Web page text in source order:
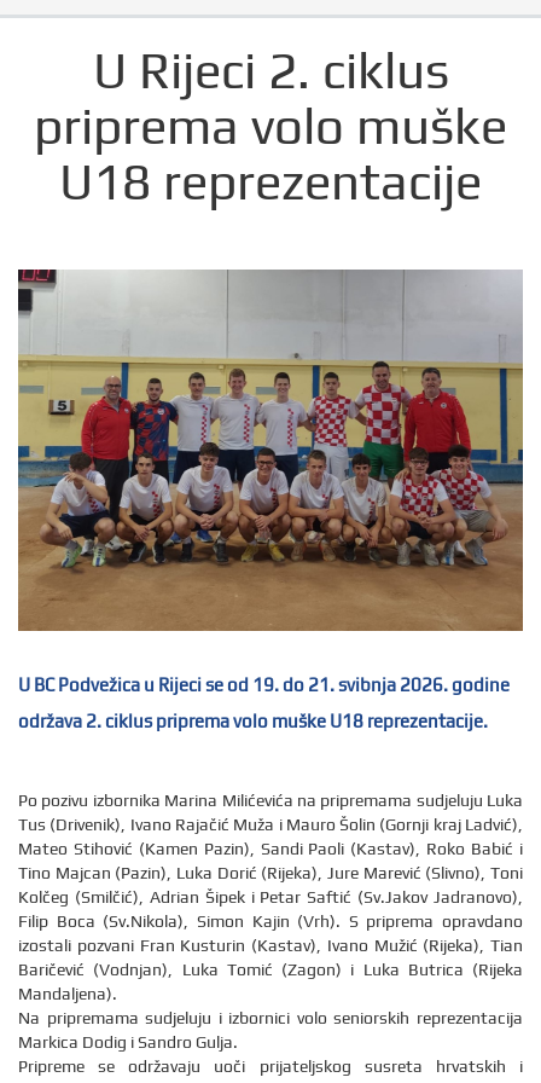
U Rijeci 2. ciklus
priprema volo muške
U18 reprezentacije
U BC Podvežica u Rijeci se od 19. do 21. svibnja 2026. godine
održava 2. ciklus priprema volo muške U18 reprezentacije.
Po pozivu izbornika Marina Milićevića na pripremama sudjeluju Luka
Tus (Drivenik), Ivano Rajačić Muža i Mauro Šolin (Gornji kraj Ladvić),
Mateo Stihović (Kamen Pazin), Sandi Paoli (Kastav), Roko Babić i
Tino Majcan (Pazin), Luka Dorić (Rijeka), Jure Marević (Slivno), Toni
Kolčeg (Smilčić), Adrian Šipek i Petar Saftić (Sv.Jakov Jadranovo),
Filip Boca (Sv.Nikola), Simon Kajin (Vrh). S priprema opravdano
izostali pozvani Fran Kusturin (Kastav), Ivano Mužić (Rijeka), Tian
Baričević (Vodnjan), Luka Tomić (Zagon) i Luka Butrica (Rijeka
Mandaljena).
Na pripremama sudjeluju i izbornici volo seniorskih reprezentacija
Markica Dodig i Sandro Gulja.
Pripreme se održavaju uoči prijateljskog susreta hrvatskih i